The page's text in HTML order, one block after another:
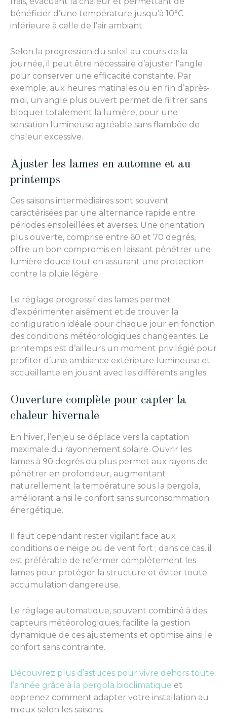
bénéficier d’une température jusqu’à 10°C
inférieure à celle de l’air ambiant.
Selon la progression du soleil au cours de la
journée, il peut être nécessaire d’ajuster l’angle
pour conserver une efficacité constante. Par
exemple, aux heures matinales ou en fin d’après-
midi, un angle plus ouvert permet de filtrer sans
bloquer totalement la lumière, pour une
sensation lumineuse agréable sans flambée de
chaleur excessive.
Ajuster les lames en automne et au
printemps
Ces saisons intermédiaires sont souvent
caractérisées par une alternance rapide entre
périodes ensoleillées et averses. Une orientation
plus ouverte, comprise entre 60 et 70 degrés,
offre un bon compromis en laissant pénétrer une
lumière douce tout en assurant une protection
contre la pluie légère.
Le réglage progressif des lames permet
d’expérimenter aisément et de trouver la
configuration idéale pour chaque jour en fonction
des conditions météorologiques changeantes. Le
printemps est d’ailleurs un moment privilégié pour
profiter d’une ambiance extérieure lumineuse et
accueillante en jouant avec les différents angles.
Ouverture complète pour capter la
chaleur hivernale
En hiver, l’enjeu se déplace vers la captation
maximale du rayonnement solaire. Ouvrir les
lames à 90 degrés ou plus permet aux rayons de
pénétrer en profondeur, augmentant
naturellement la température sous la pergola,
améliorant ainsi le confort sans surconsommation
énergétique.
Il faut cependant rester vigilant face aux
conditions de neige ou de vent fort ; dans ce cas, il
est préférable de refermer complètement les
lames pour protéger la structure et éviter toute
accumulation dangereuse.
Le réglage automatique, souvent combiné à des
capteurs météorologiques, facilite la gestion
dynamique de ces ajustements et optimise ainsi le
confort sans contrainte.
Découvrez plus d’astuces pour vivre dehors toute
l’année grâce à la pergola bioclimatique et
apprenez comment adapter votre installation au
mieux selon les saisons.